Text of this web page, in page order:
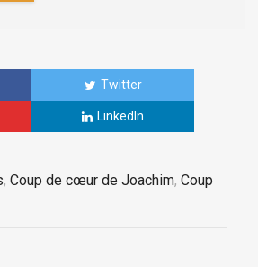
Twitter
LinkedIn
, Coup de cœur de Joachim, Coup